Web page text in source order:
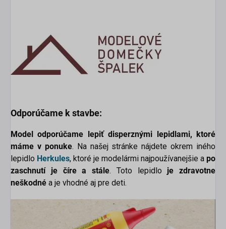
Odporúčame k stavbe:
Model odporúčame lepiť disperznými lepidlami, ktoré
máme v ponuke. Na našej stránke nájdete okrem iného
lepidlo Herkules, ktoré je modelármi najpoužívanejšie a po
zaschnutí je číre a stále. Toto lepidlo je zdravotne
neškodné a je vhodné aj pre deti.